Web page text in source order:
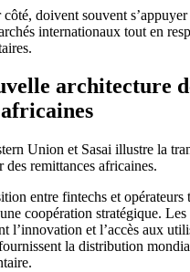
doivent souvent s’appuyer
internationaux tout en
architecture
Union et Sasai illustre la
des remittances africaines.
entre fintechs et opérateurs
coopération stratégique.
l’innovation et l’accès aux
la distribution